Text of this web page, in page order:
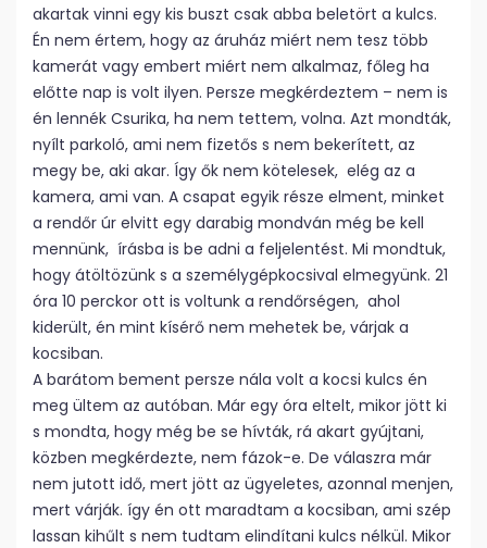
akartak vinni egy kis buszt csak abba beletört a kulcs.
Én nem értem, hogy az áruház miért nem tesz több
kamerát vagy embert miért nem alkalmaz, főleg ha
előtte nap is volt ilyen. Persze megkérdeztem – nem is
én lennék Csurika, ha nem tettem, volna. Azt mondták,
nyílt parkoló, ami nem fizetős s nem bekerített, az
megy be, aki akar. Így ők nem kötelesek, elég az a
kamera, ami van. A csapat egyik része elment, minket
a rendőr úr elvitt egy darabig mondván még be kell
mennünk, írásba is be adni a feljelentést. Mi mondtuk,
hogy átöltözünk s a személygépkocsival elmegyünk. 21
óra 10 perckor ott is voltunk a rendőrségen, ahol
kiderült, én mint kísérő nem mehetek be, várjak a
kocsiban.
A barátom bement persze nála volt a kocsi kulcs én
meg ültem az autóban. Már egy óra eltelt, mikor jött ki
s mondta, hogy még be se hívták, rá akart gyújtani,
közben megkérdezte, nem fázok-e. De válaszra már
nem jutott idő, mert jött az ügyeletes, azonnal menjen,
mert várják. így én ott maradtam a kocsiban, ami szép
lassan kihűlt s nem tudtam elindítani kulcs nélkül. Mikor